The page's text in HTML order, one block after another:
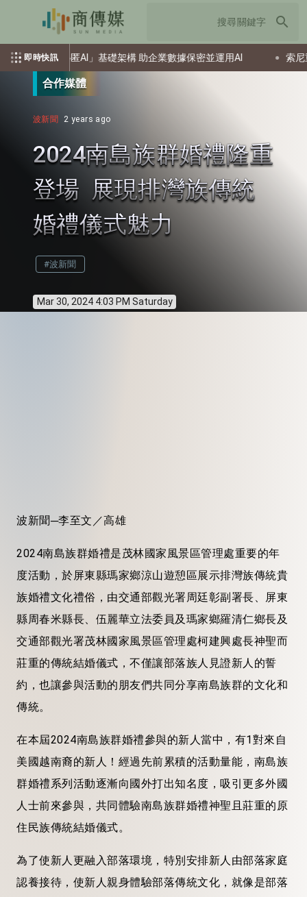
search
即時快訊
啟動「秘匿AI」基礎架構 助企業數據保密並運用AI 索尼重返
合作媒體
波新聞 2 years ago
2024南島族群婚禮隆重
登場 展現排灣族傳統
婚禮儀式魅力
#波新聞
Mar 30, 2024 4:03 PM Saturday
波新聞─李至文／高雄
2024南島族群婚禮是茂林國家風景區管理處重要的年
度活動，於屏東縣瑪家鄉涼山遊憩區展示排灣族傳統貴
族婚禮文化禮俗，由交通部觀光署周廷彰副署長、屏東
縣周春米縣長、伍麗華立法委員及瑪家鄉羅清仁鄉長及
交通部觀光署茂林國家風景區管理處柯建興處長神聖而
莊重的傳統結婚儀式，不僅讓部落族人見證新人的誓
約，也讓參與活動的朋友們共同分享南島族群的文化和
傳統。
在本屆2024南島族群婚禮參與的新人當中，有1對來自
美國越南裔的新人！經過先前累積的活動量能，南島族
群婚禮系列活動逐漸向國外打出知名度，吸引更多外國
人士前來參與，共同體驗南島族群婚禮神聖且莊重的原
住民族傳統結婚儀式。
為了使新人更融入部落環境，特別安排新人由部落家庭
認養接待，使新人親身體驗部落傳統文化，就像是部落